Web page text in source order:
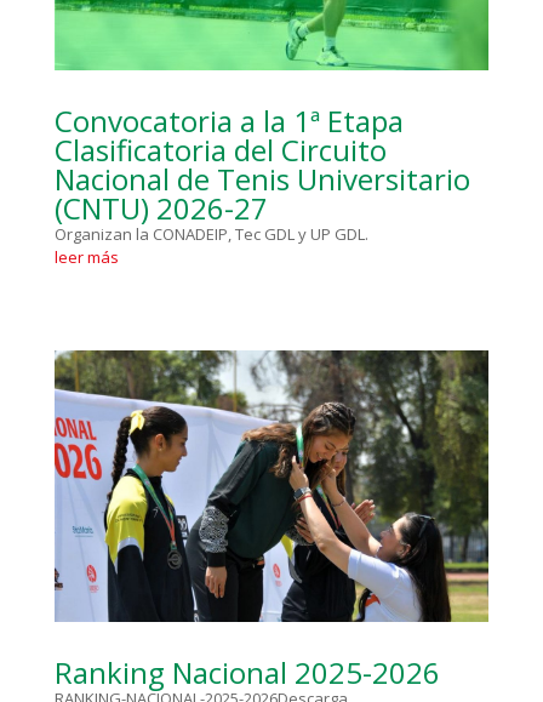
Convocatoria a la 1ª Etapa
Clasificatoria del Circuito
Nacional de Tenis Universitario
(CNTU) 2026-27
Organizan la CONADEIP, Tec GDL y UP GDL.
leer más
Ranking Nacional 2025-2026